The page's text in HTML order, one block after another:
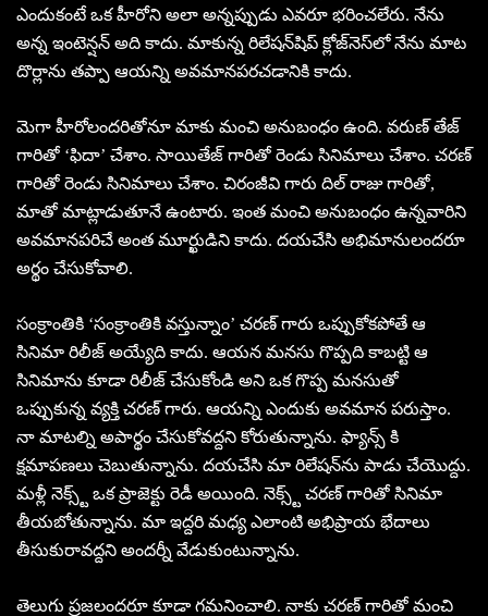
ఎందుకంటే ఒక హీరోని అలా అన్నప్పుడు ఎవరూ భరించలేరు. నేను
అన్న ఇంటెన్షన్ అది కాదు. మాకున్న రిలేషన్‌షిప్ క్లోజ్‌నెస్‌లో నేను మాట
దొర్లాను తప్పా ఆయన్ని అవమానపరచడానికి కాదు.
మెగా హీరోలందరితోనూ మాకు మంచి అనుబంధం ఉంది. వరుణ్ తేజ్
గారితో ‘ఫిదా’ చేశాం. సాయితేజ్ గారితో రెండు సినిమాలు చేశాం. చరణ్
గారితో రెండు సినిమాలు చేశాం. చిరంజీవి గారు దిల్ రాజు గారితో,
మాతో మాట్లాడుతూనే ఉంటారు. ఇంత మంచి అనుబంధం ఉన్నవారిని
అవమానపరిచే అంత మూర్ఖుడిని కాదు. దయచేసి అభిమానులందరూ
అర్థం చేసుకోవాలి.
సంక్రాంతికి ‘సంక్రాంతికి వస్తున్నాం’ చరణ్ గారు ఒప్పుకోకపోతే ఆ
సినిమా రిలీజ్ అయ్యేది కాదు. ఆయన మనసు గొప్పది కాబట్టి ఆ
సినిమాను కూడా రిలీజ్ చేసుకోండి అని ఒక గొప్ప మనసుతో
ఒప్పుకున్న వ్యక్తి చరణ్ గారు. ఆయన్ని ఎందుకు అవమాన పరుస్తాం.
నా మాటల్ని అపార్థం చేసుకోవద్దని కోరుతున్నాను. ఫ్యాన్స్ కి
క్షమాపణలు చెబుతున్నాను. దయచేసి మా రిలేషన్‌ను పాడు చేయొద్దు.
మళ్లీ నెక్స్ట్ ఒక ప్రాజెక్టు రెడీ అయింది. నెక్స్ట్ చరణ్ గారితో సినిమా
తీయబోతున్నాను. మా ఇద్దరి మధ్య ఎలాంటి అభిప్రాయ భేదాలు
తీసుకురావద్దని అందర్నీ వేడుకుంటున్నాను.
తెలుగు ప్రజలందరూ కూడా గమనించాలి. నాకు చరణ్ గారితో మంచి